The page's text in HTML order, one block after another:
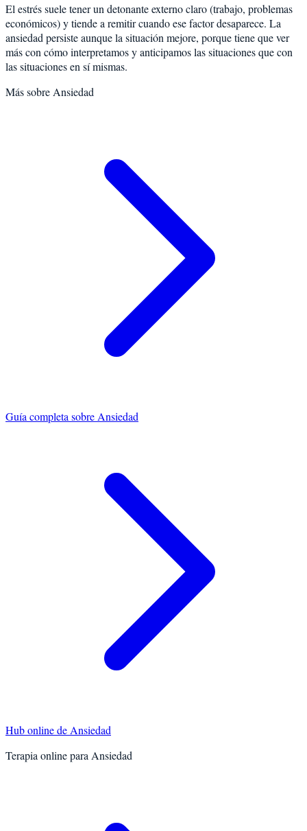
El estrés suele tener un detonante externo claro (trabajo, problemas
económicos) y tiende a remitir cuando ese factor desaparece. La
ansiedad persiste aunque la situación mejore, porque tiene que ver
más con cómo interpretamos y anticipamos las situaciones que con
las situaciones en sí mismas.
Más sobre Ansiedad
Guía completa sobre Ansiedad
Hub online de Ansiedad
Terapia online para Ansiedad